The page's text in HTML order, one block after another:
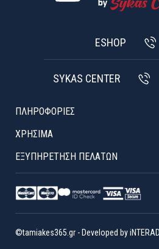
ESHOP
SYKAS CENTER
ΠΛΗΡΟΦΟΡΙΕΣ
ΧΡΉΣΙΜΑ
ΕΞΥΠΗΡΈΤΗΣΗ ΠΕΛΑΤΏΝ
©tamiakes365.gr - Developed byiNTERAD